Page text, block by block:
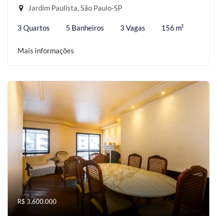
Jardim Paulista, São Paulo-SP
3 Quartos 5 Banheiros 3 Vagas 156 m²
Mais informações
R$ 3.600.000